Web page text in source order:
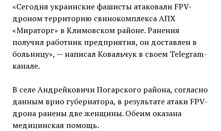
«Сегодня украинские фашисты атаковали FPV-
дроном территорию свинокомплекса АПХ
«Мираторг» в Климовском районе. Ранения
получил работник предприятия, он доставлен в
больницу», — написал Ковальчук в своем Telegram-
канале.
В селе Андрейковичи Погарского района, согласно
данным врио губернатора, в результате атаки FPV-
дрона ранены две женщины. Обеим оказана
медицинская помощь.